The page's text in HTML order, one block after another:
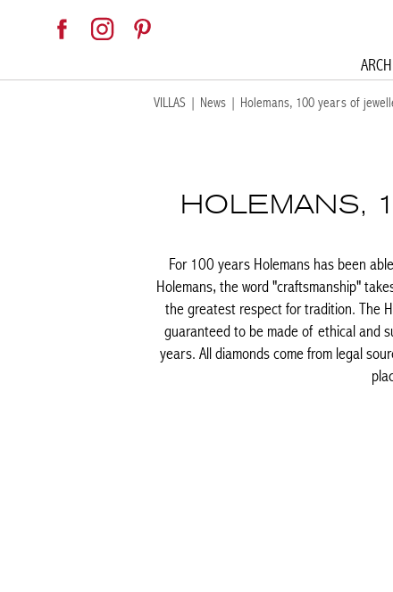
VILLAS | News | Holemans, 100 years of
HOLEMANS,
For 100 years Holemans has been
Holemans, the word "craftsmanship"
the greatest respect for tradition. The
guaranteed to be made of ethical and
years. All diamonds come from legal